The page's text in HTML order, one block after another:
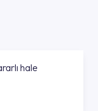
hale